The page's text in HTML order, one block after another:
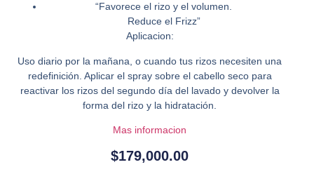
“Favorece el rizo y el volumen.
Reduce el Frizz”
Aplicacion:
Uso diario por la mañana, o cuando tus rizos necesiten una
redefinición. Aplicar el spray sobre el cabello seco para
reactivar los rizos del segundo día del lavado y devolver la
forma del rizo y la hidratación.
Mas informacion
$179,000.00